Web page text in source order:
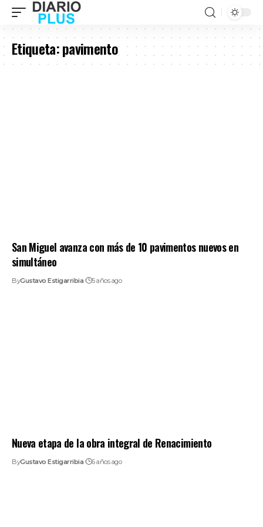
Etiqueta:pavimento
San Miguel avanza con más de 10 pavimentos nuevos en
simultáneo
ByGustavo Estigarribia 5 años ago
Nueva etapa de la obra integral de Renacimiento
ByGustavo Estigarribia 6 años ago